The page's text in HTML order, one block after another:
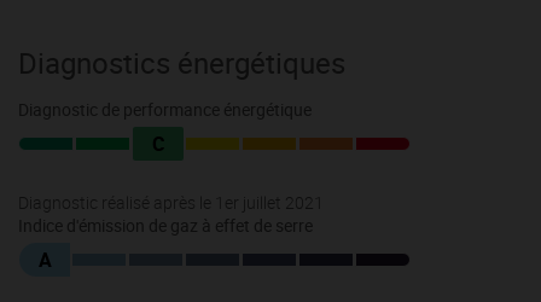
Diagnostics énergétiques
Diagnostic de performance énergétique
C
Diagnostic réalisé après le 1er juillet 2021
Indice d'émission de gaz à effet de serre
A